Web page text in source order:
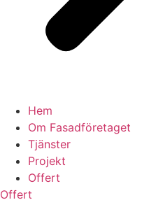
Hem
Om Fasadföretaget
Tjänster
Projekt
Offert
Offert